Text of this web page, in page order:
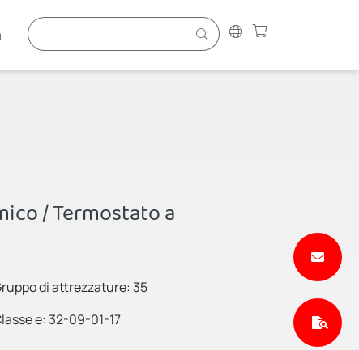
/ Termostato a
di attrezzature: 35
e: 32-09-01-17